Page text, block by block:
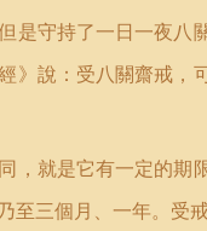
是守持了一日一夜
》說：受八關齋戒
，就是它有一定的
至三個月、一年。受